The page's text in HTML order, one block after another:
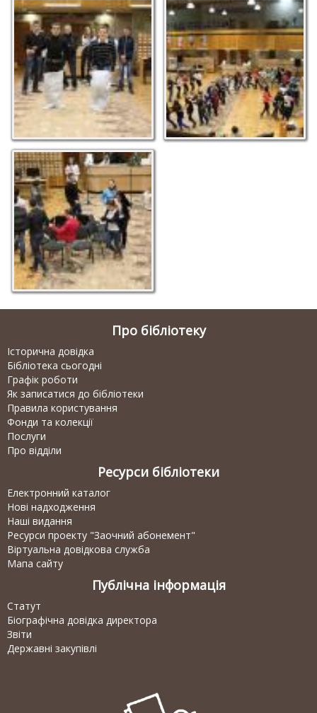
Хто швидше? Юнацькі забави
Найспритніший
переможе!
Про бібліотеку
Історична довідка
Бібліотека сьогодні
Графік роботи
Як записатися до бібліотеки
Правила користування
Фонди та колекції
Послуги
Про відділи
Ресурси бібліотеки
Електронний каталог
Нові надходження
Наші видання
Ресурси проекту "Заочний абонемент"
Віртуальна довідкова служба
Мапа сайту
Публічна інформація
Статут
Біографічна довідка директора
Звіти
Державні закупівлі